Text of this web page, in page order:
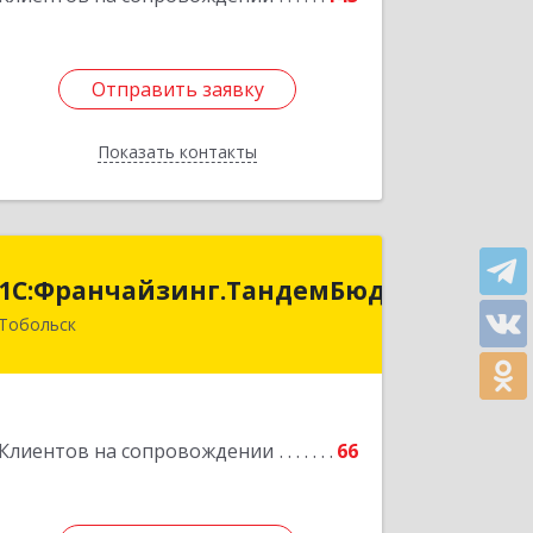
Отправить заявку
Показать контакты
Отправить заявку
Назад
1С:Франчайзинг.ТандемБюджет
Тобольск
Клиентов на сопровождении 66